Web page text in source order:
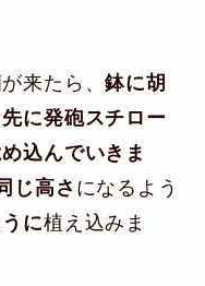
来たら、鉢に胡
に発砲スチロー
込んでいきま
じ高さ になるよう
に植え込みま